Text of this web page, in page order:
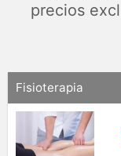
precios
Fisioterapia